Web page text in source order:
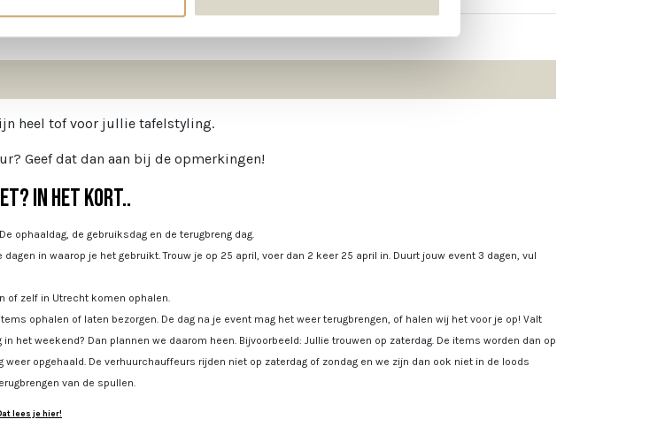
heel tof voor jullie tafelstyling.
Geef dat dan aan bij de opmerkingen!
In het kort..
ophaaldag, de gebruiksdag en de terugbreng dag.
in waarop je het gebruikt. Trouw je op 25 april, voer dan 2 keer 25 april in. Duurt jouw event 3 dagen, vul
of zelf in Utrecht komen ophalen.
ophalen of laten bezorgen. De dag na je event mag het weer terugbrengen, of halen wij het voor je op! Valt
in het weekend? Dan plannen we daarom heen. Bijvoorbeeld: Jullie trouwen op zaterdag. De items worden dan op
weer opgehaald. De verhuurchauffeurs rijden niet op zaterdag of zondag en we zijn dan ook niet in de loods
van de spullen.
lees je hier!